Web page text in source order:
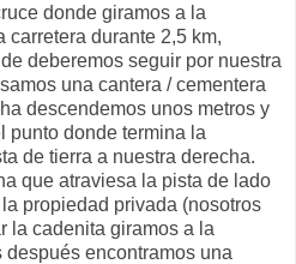
donde giramos a la
carretera durante 2,5 km,
deberemos seguir por nuestra
una cantera / cementera
descendemos unos metros y
punto donde termina la
de tierra a nuestra derecha.
que atraviesa la pista de lado
propiedad privada (nosotros
la cadenita giramos a la
encontramos una